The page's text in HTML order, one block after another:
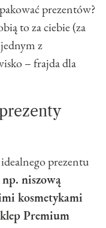
prezentów?
to za ciebie (za
z
– frajda dla
prezentu
niszową
kosmetykami
Premium